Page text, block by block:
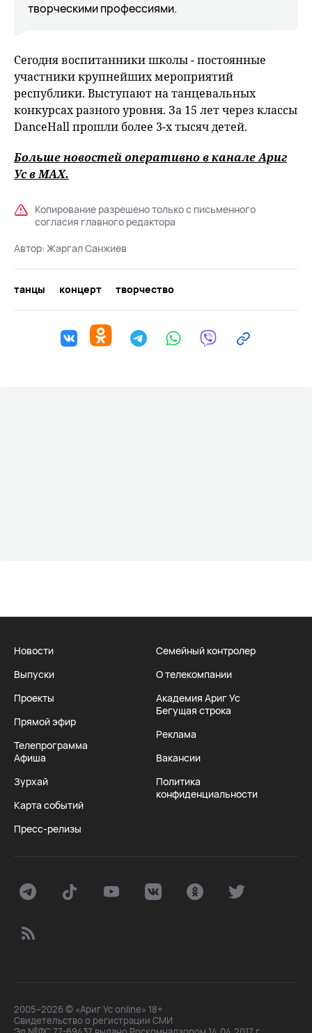
творческими профессиями.
Сегодня воспитанники школы - постоянные
участники крупнейших мероприятий
республики. Выступают на танцевальных
конкурсах разного уровня. За 15 лет через классы
DanceHall прошли более 3-х тысяч детей.
Больше новостей оперативно в канале Ариг
Ус вMAХ.
Копирование разрешено только с письменного
согласия главного редактора
Автор: Жаргал Санжиев
танцы концерт творчество
Новости
Выпуски
Проекты
Прямой эфир
Телепрограмма
Афиша
Зурхай
Карта событий
Пресс-релизы
Семейный контролер
О телекомпании
Академия Ариг Ус
Бегущая строка
Реклама
Вакансии
Политика
конфиденциальности
2005–2026 © «Ариг Ус online» 18+
Свидетельство о регистрации СМИ